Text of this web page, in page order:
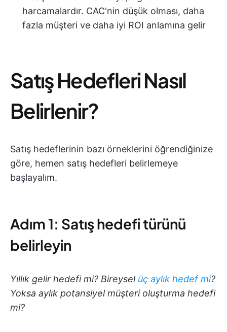
harcamalardır. CAC'nin düşük olması, daha
fazla müşteri ve daha iyi ROI anlamına gelir
Satış Hedefleri Nasıl
Belirlenir?
Satış hedeflerinin bazı örneklerini öğrendiğinize
göre, hemen satış hedefleri belirlemeye
başlayalım.
Adım 1: Satış hedefi türünü
belirleyin
Yıllık gelir hedefi mi? Bireysel üç aylık hedef mi?
Yoksa aylık potansiyel müşteri oluşturma hedefi
mi?